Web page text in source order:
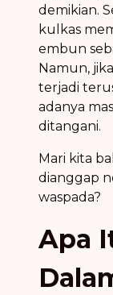
demikian.
kulkas
embun
Namun,
terjadi
adanya
ditangani.
Mari kita
dianggap
waspada?
Apa